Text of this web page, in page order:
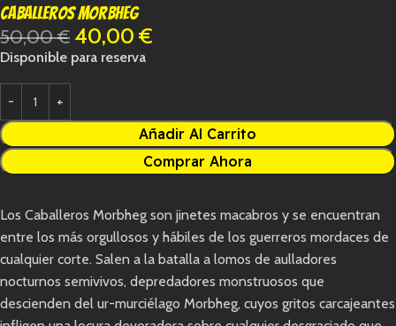
Caballeros Morbheg
50,00€ 40,00 €
Disponible para reserva
Añadir Al Carrito
Comprar Ahora
Los Caballeros Morbheg son jinetes macabros y se encuentran
entre los más orgullosos y hábiles de los guerreros mordaces de
cualquier corte. Salen a la batalla a lomos de aulladores
nocturnos semivivos, depredadores monstruosos que
descienden del ur-murciélago Morbheg, cuyos gritos carcajeantes